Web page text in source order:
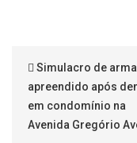
Simulacro de
apreendido após
em condomínio na
Avenida Gregório